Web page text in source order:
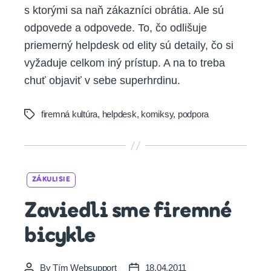
s ktorými sa naň zákazníci obrátia. Ale sú
odpovede a odpovede. To, čo odlišuje
priemerný helpdesk od elity sú detaily, čo si
vyžaduje celkom iný prístup. A na to treba
chuť objaviť v sebe superhrdinu.
Tagsfiremná kultúra, helpdesk, komiksy, podpora
ZÁKULISIE
Zaviedli sme firemné
bicykle
PostByTím Websupport
Post18.04.2011